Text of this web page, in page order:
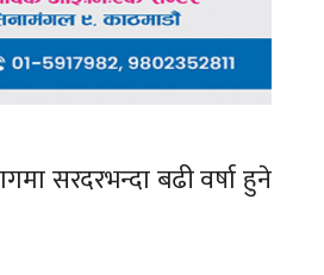
सरदरभन्दा बढी वर्षा हुने